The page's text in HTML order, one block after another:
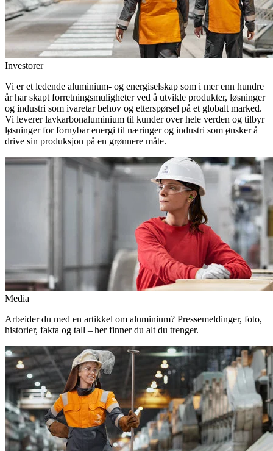
Investorer
Vi er et ledende aluminium- og energiselskap som i mer enn hundre
år har skapt forretningsmuligheter ved å utvikle produkter, løsninger
og industri som ivaretar behov og etterspørsel på et globalt marked.
Vi leverer lavkarbonaluminium til kunder over hele verden og tilbyr
løsninger for fornybar energi til næringer og industri som ønsker å
drive sin produksjon på en grønnere måte.
Media
Arbeider du med en artikkel om aluminium? Pressemeldinger, foto,
historier, fakta og tall – her finner du alt du trenger.